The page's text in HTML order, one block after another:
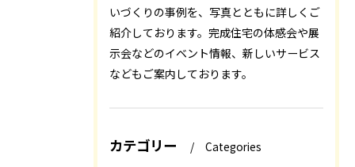
いづくりの事例を、写真とともに詳しくご
紹介しております。完成住宅の体感会や展
示会などのイベント情報、新しいサービス
などもご案内しております。
カテゴリー Categories